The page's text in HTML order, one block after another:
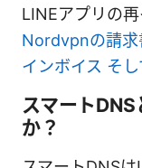
LINEアプリの再
Nordvpnの請求
インボイス そ
スマート
か？